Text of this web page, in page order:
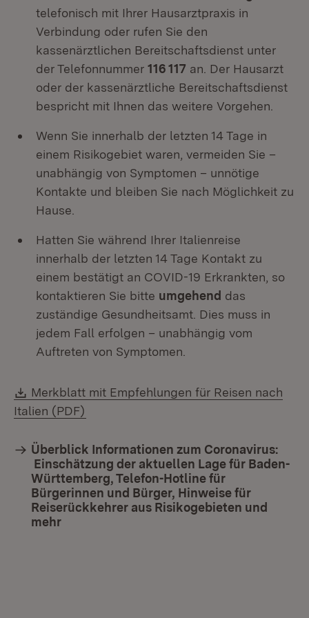
telefonisch mit Ihrer Hausarztpraxis in
Verbindung oder rufen Sie den
kassenärztlichen Bereitschaftsdienst unter
der Telefonnummer 116 117 an. Der Hausarzt
oder der kassenärztliche Bereitschaftsdienst
bespricht mit Ihnen das weitere Vorgehen.
Wenn Sie innerhalb der letzten 14 Tage in
einem Risikogebiet waren, vermeiden Sie –
unabhängig von Symptomen – unnötige
Kontakte und bleiben Sie nach Möglichkeit zu
Hause.
Hatten Sie während Ihrer Italienreise
innerhalb der letzten 14 Tage Kontakt zu
einem bestätigt an COVID-19 Erkrankten, so
kontaktieren Sie bitte umgehend das
zuständige Gesundheitsamt. Dies muss in
jedem Fall erfolgen – unabhängig vom
Auftreten von Symptomen.
Download:
Merkblatt mit Empfehlungen für Reisen nach
Italien (PDF)
Überblick Informationen zum Coronavirus:
Einschätzung der aktuellen Lage für Baden-
Württemberg, Telefon-Hotline für
Bürgerinnen und Bürger, Hinweise für
Reiserückkehrer aus Risikogebieten und
mehr